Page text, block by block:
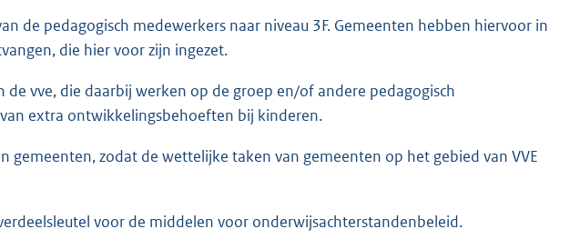
de pedagogisch medewerkers naar niveau 3F. Gemeenten hebben hiervoor in
die hier voor zijn ingezet.
de vve, die daarbij werken op de groep en/of andere pedagogisch
extra ontwikkelingsbehoeften bij kinderen.
gemeenten, zodat de wettelijke taken van gemeenten op het gebied van VVE
voor de middelen voor onderwijsachterstandenbeleid.